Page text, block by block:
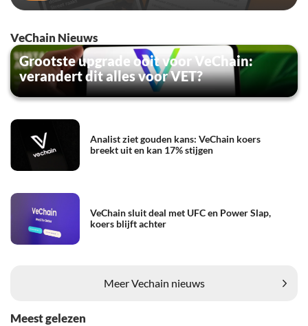
VeChain Nieuws
Grootste upgrade ooit voor VeChain:
verandert dit alles voor VET?
Analist ziet gouden kans: VeChain koers
breekt uit en kan 17% stijgen
VeChain sluit deal met UFC en Power Slap,
koers blijft achter
Meer Vechain nieuws
Meest gelezen